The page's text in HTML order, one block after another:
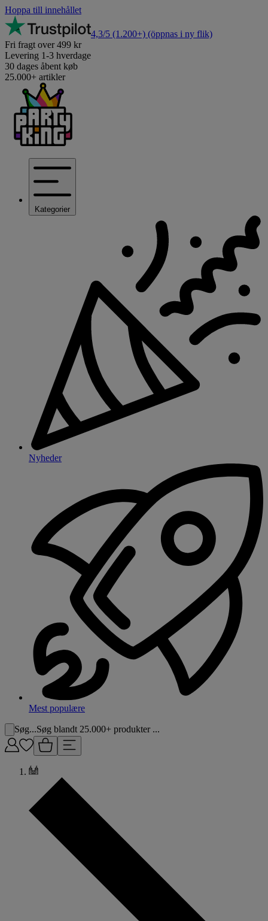
Hoppa till innehållet
4,3/5 (1.200+) (öppnas i ny flik)
Fri fragt over 499 kr
Levering 1-3 hverdage
30 dages åbent køb
25.000+ artikler
Kategorier
Nyheder
Mest populære
Søg...Søg blandt 25.000+ produkter ...